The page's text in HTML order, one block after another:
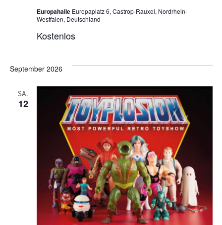
Europahalle Europaplatz 6, Castrop-Rauxel, Nordrhein-
Westfalen, Deutschland
Kostenlos
September 2026
SA.
12